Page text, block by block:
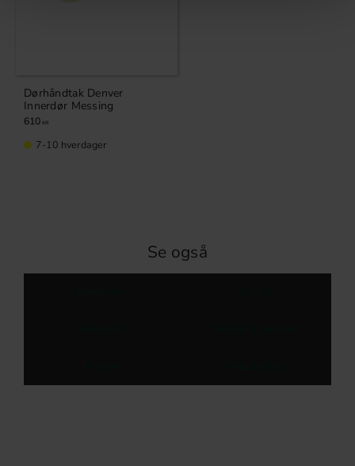
Dørhåndtak Denver
Innerdør Messing
610 KR
7-10 hverdager
Se også